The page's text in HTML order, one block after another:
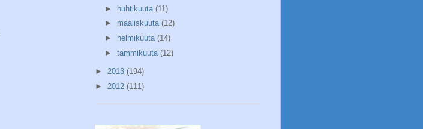
► huhtikuuta (11)
► maaliskuuta (12)
►
helmikuuta (14)
► tammikuuta (12)
► 2013 (194)
► 2012 (111)